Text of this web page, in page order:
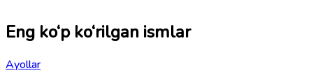
Eng ko‘p ko‘rilgan ismlar
Ayollar